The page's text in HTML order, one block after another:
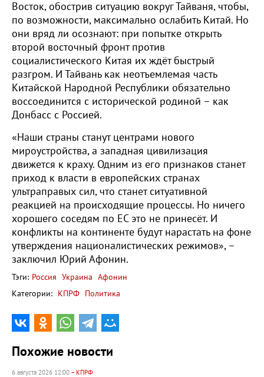
Восток, обострив ситуацию вокруг Тайваня, чтобы,
по возможности, максимально ослабить Китай. Но
они вряд ли осознают: при попытке открыть
второй восточный фронт против
социалистического Китая их ждёт быстрый
разгром. И Тайвань как неотъемлемая часть
Китайской Народной Республики обязательно
воссоединится с исторической родиной – как
Донбасс с Россией.
«Наши страны станут центрами нового
мироустройства, а западная цивилизация
движется к краху. Одним из его признаков станет
приход к власти в европейских странах
ультраправых сил, что станет ситуативной
реакцией на происходящие процессы. Но ничего
хорошего соседям по ЕС это не принесёт. И
конфликты на континенте будут нарастать на фоне
утверждения националистических режимов», –
заключил Юрий Афонин.
Тэги: Россия Украина Афонин
Категории: КПРФ Политика
Похожие новости
6 августа 2026 12:00 – КПРФ